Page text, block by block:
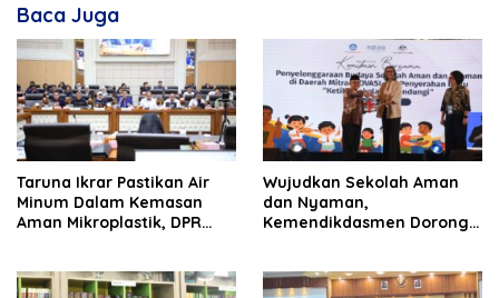
Baca Juga
Taruna Ikrar Pastikan Air
Minum Dalam Kemasan
Aman Mikroplastik, DPR
Wujudkan Sekolah Aman
dan Nyaman,
Kemendikdasmen Dorong